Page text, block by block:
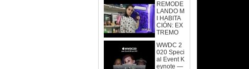
REMODE
LANDO M
I HABITA
CIÓN: EX
TREMO
WWDC 2
020 Speci
al Event K
eynote —